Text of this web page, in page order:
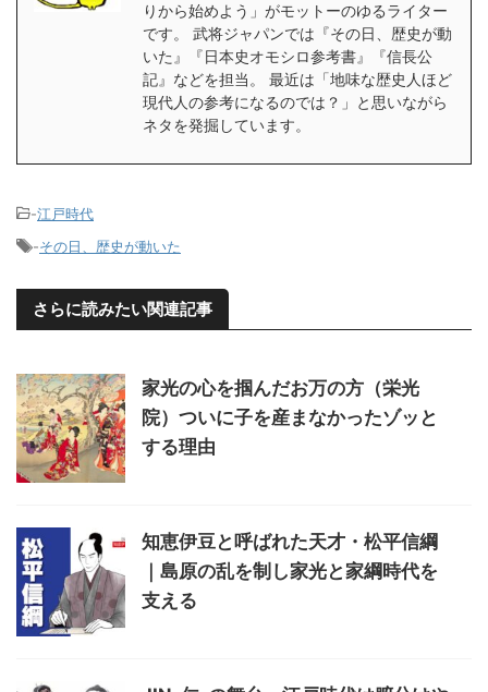
りから始めよう」がモットーのゆるライター
です。 武将ジャパンでは『その日、歴史が動
いた』『日本史オモシロ参考書』『信長公
記』などを担当。 最近は「地味な歴史人ほど
現代人の参考になるのでは？」と思いながら
ネタを発掘しています。
-江戸時代
-その日、歴史が動いた
さらに読みたい関連記事
家光の心を掴んだお万の方（栄光
院）ついに子を産まなかったゾッと
する理由
知恵伊豆と呼ばれた天才・松平信綱
｜島原の乱を制し家光と家綱時代を
支える